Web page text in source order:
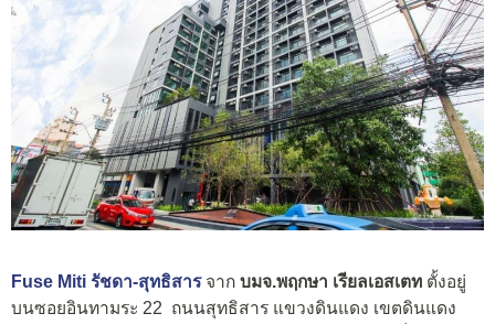
Fuse Miti รัชดา-สุทธิสาร จาก บมจ.พฤกษา เรียลเอสเตท ตั้งอยู่
บนซอยอินทามระ 22 ถนนสุทธิสาร แขวงดินแดง เขตดินแดง